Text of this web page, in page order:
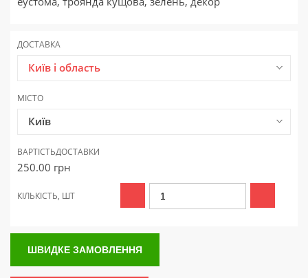
ДОСТАВКА
Київ і область
МІСТО
Київ
ВАРТІСТЬДОСТАВКИ
250.00 грн
КІЛЬКІСТЬ, ШТ
ШВИДКЕ ЗАМОВЛЕННЯ